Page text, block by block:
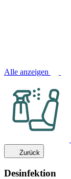
Alle anzeigen
Zurück
Desinfektion